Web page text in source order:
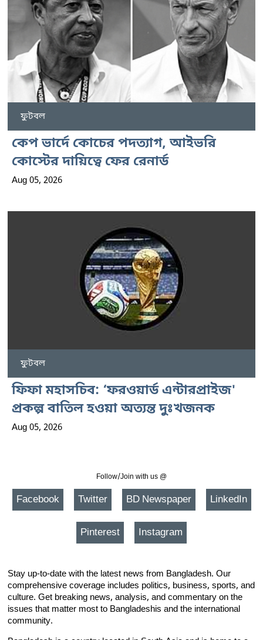
ফুটবল
কেপ ভার্দে কোচের পদত্যাগ, আইভরি
কোস্টের দায়িত্বে ফের রেনার্ড
Aug 05, 2026
ফুটবল
ফিফা মহাসচিব: ‘ফরওয়ার্ড এন্টারপ্রাইজ'
প্রকল্প বাতিল হওয়া অত্যন্ত দুঃখজনক
Aug 05, 2026
Follow/Join with us @
Facebook Twitter BD Newspaper LinkedIn
Pinterest Instagram
Stay up-to-date with the latest news from Bangladesh. Our
comprehensive coverage includes politics, business, sports, and
culture. Get breaking news, analysis, and commentary on the
issues that matter most to Bangladeshis and the international
community.